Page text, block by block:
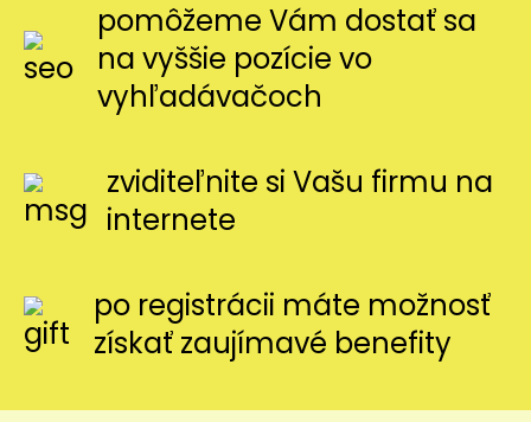
pomôžeme Vám dostať sa
na vyššie pozície vo
vyhľadávačoch
zviditeľnite si Vašu firmu na
internete
po registrácii máte možnosť
získať zaujímavé benefity